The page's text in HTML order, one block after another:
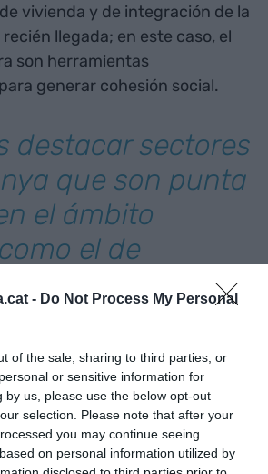
- Do Not Process My Personal
of the sale, sharing to third parties, or
or sensitive information for
by us, please use the below opt-out
selection. Please note that after your
you may continue seeing
on personal information utilized by
vivienda y de integración de la
llegada; en este caso, el
son herramientas
generar cohesión social.
destacar sectores
que son punta
el ámbito
el de
audiovisual o el
si queremos dejar un buen
hijos! Y es un trabajo que
TODOS y TODAS, porque el
con complicidades y una red
coincidencias ineficientes y